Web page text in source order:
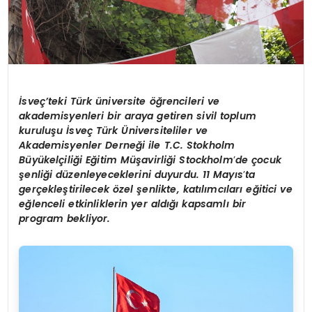
İsveç’teki Türk üniversite öğrencileri ve
akademisyenleri bir araya getiren sivil toplum
kuruluşu İsveç Türk Üniversiteliler ve
Akademisyenler Derneği ile T.C. Stokholm
Büyükelçiliği Eğitim Müşavirliği Stockholm’de çocuk
şenliği düzenleyeceklerini duyurdu. 11 Mayıs’ta
gerçekleştirilecek özel şenlikte, katılımcıları eğitici ve
eğlenceli etkinliklerin yer aldığı kapsamlı bir
program bekliyor.